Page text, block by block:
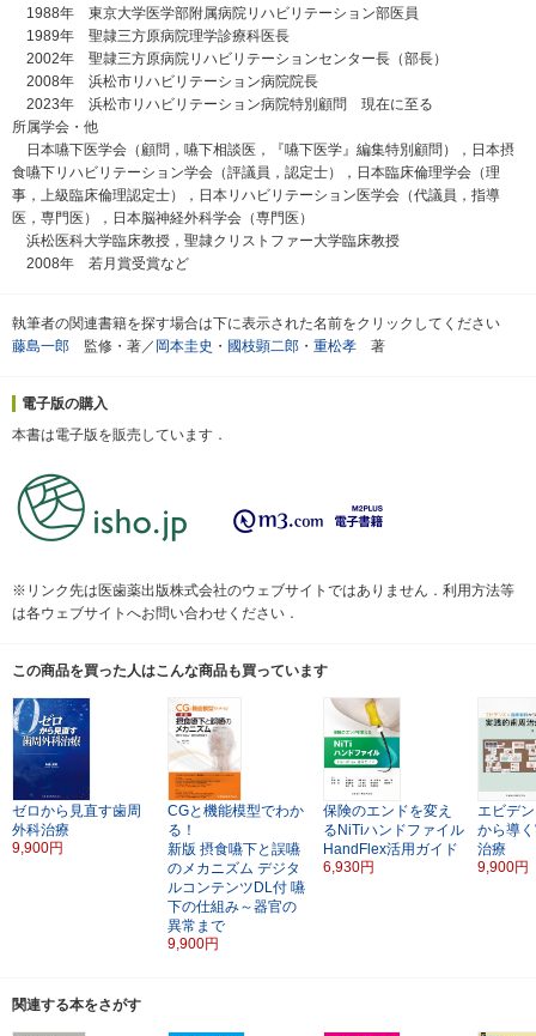
1988年 東京大学医学部附属病院リハビリテーション部医員
1989年 聖隷三方原病院理学診療科医長
2002年 聖隷三方原病院リハビリテーションセンター長（部長）
2008年 浜松市リハビリテーション病院院長
2023年 浜松市リハビリテーション病院特別顧問 現在に至る
所属学会・他
日本嚥下医学会（顧問，嚥下相談医，『嚥下医学』編集特別顧問），日本摂
食嚥下リハビリテーション学会（評議員，認定士），日本臨床倫理学会（理
事，上級臨床倫理認定士），日本リハビリテーション医学会（代議員，指導
医，専門医），日本脳神経外科学会（専門医）
浜松医科大学臨床教授，聖隷クリストファー大学臨床教授
2008年 若月賞受賞など
執筆者の関連書籍を探す場合は下に表示された名前をクリックしてください
藤島一郎 監修・著／ 岡本圭史 ・ 國枝顕二郎 ・ 重松孝 著
電子版の購入
本書は電子版を販売しています．
※リンク先は医歯薬出版株式会社のウェブサイトではありません．利用方法等
は各ウェブサイトへお問い合わせください．
この商品を買った人はこんな商品も買っています
ゼロから見直す歯周
外科治療
9,900円
CGと機能模型でわか
る！
新版 摂食嚥下と誤嚥
のメカニズム デジタ
ルコンテンツDL付 嚥
下の仕組み～器官の
異常まで
9,900円
保険のエンドを変え
るNiTiハンドファイル
HandFlex活用ガイド
6,930円
エビデ
から導
治療
9,900円
関連する本をさがす